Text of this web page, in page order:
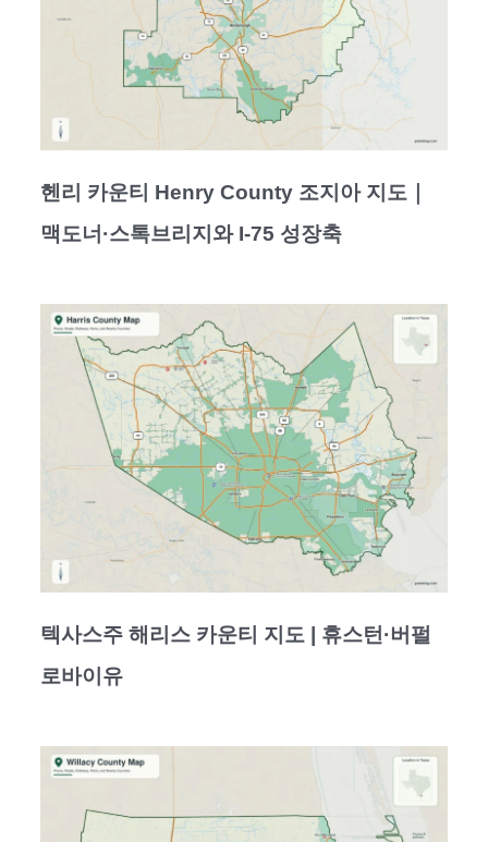
헨리 카운티 Henry County 조지아 지도｜
맥도너·스톡브리지와 I-75 성장축
텍사스주 해리스 카운티 지도 | 휴스턴·버펄
로바이유